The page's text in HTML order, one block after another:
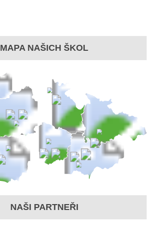
MAPA NAŠICH ŠKOL
NAŠI PARTNEŘI